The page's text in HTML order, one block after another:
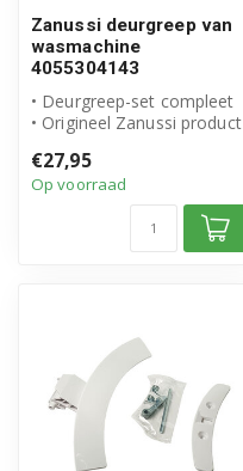
Zanussi deurgreep van
wasmachine
4055304143
• Deurgreep-set compleet
• Origineel Zanussi product
€27,95
Op voorraad